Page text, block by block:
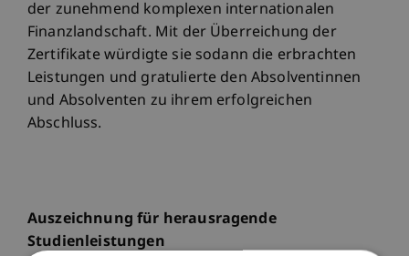
der zunehmend komplexen internationalen
Finanzlandschaft. Mit der Überreichung der
Zertifikate würdigte sie sodann die erbrachten
Leistungen und gratulierte den Absolventinnen
und Absolventen zu ihrem erfolgreichen
Abschluss.
Auszeichnung für herausragende
Studienleistungen